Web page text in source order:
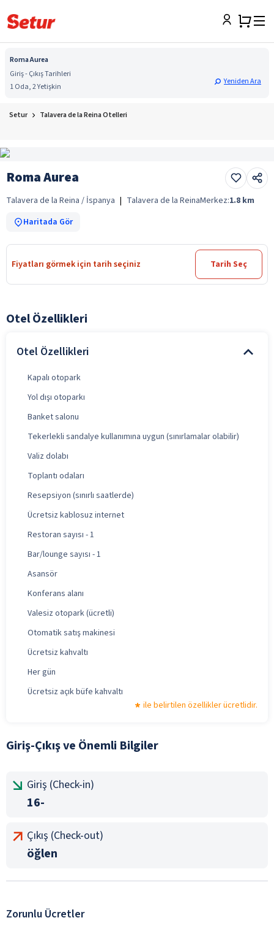
Roma Aurea
Giriş - Çıkış Tarihleri
1 Oda, 2 Yetişkin
Yeniden Ara
Setur Talavera de la Reina Otelleri
Roma Aurea
Talavera de la Reina / İspanya | Talavera de la ReinaMerkez:1.8 km
Haritada Gör
Fiyatları görmek için tarih seçiniz Tarih Seç
Otel Özellikleri
Otel Özellikleri
Kapalı otopark
Yol dışı otoparkı
Banket salonu
Tekerlekli sandalye kullanımına uygun (sınırlamalar olabilir)
Valiz dolabı
Toplantı odaları
Resepsiyon (sınırlı saatlerde)
Ücretsiz kablosuz internet
Restoran sayısı - 1
Bar/lounge sayısı - 1
Asansör
Konferans alanı
Valesiz otopark (ücretli)
Otomatik satış makinesi
Ücretsiz kahvaltı
Her gün
Ücretsiz açık büfe kahvaltı
ile belirtilen özellikler ücretlidir.
Giriş-Çıkış ve Önemli Bilgiler
Giriş (Check-in)
16-
Çıkış (Check-out)
öğlen
Zorunlu Ücretler